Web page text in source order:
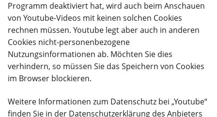
Programm deaktiviert hat, wird auch beim Anschauen
von Youtube-Videos mit keinen solchen Cookies
rechnen müssen. Youtube legt aber auch in anderen
Cookies nicht-personenbezogene
Nutzungsinformationen ab. Möchten Sie dies
verhindern, so müssen Sie das Speichern von Cookies
im Browser blockieren.
Weitere Informationen zum Datenschutz bei „Youtube“
finden Sie in der Datenschutzerklärung des Anbieters